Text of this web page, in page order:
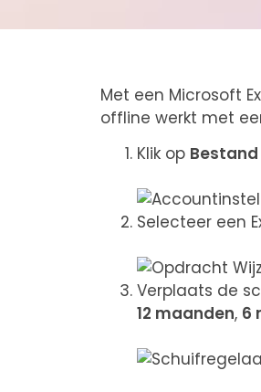
Met een Microsoft
offline werkt met
Klik op Bestand
Selecteer een
Verplaats de
12 maanden, 6